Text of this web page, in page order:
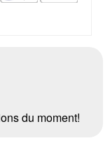
du moment!